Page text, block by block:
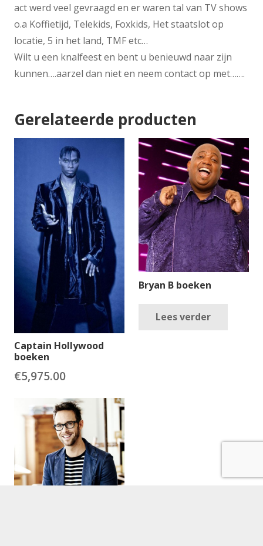
act werd veel gevraagd en er waren tal van TV shows
o.a Koffietijd, Telekids, Foxkids, Het staatslot op
locatie, 5 in het land, TMF etc…
Wilt u een knalfeest en bent u benieuwd naar zijn
kunnen….aarzel dan niet en neem contact op met…….
Gerelateerde producten
Captain Hollywood
boeken
€5,975.00
Bryan B boeken
Lees verder